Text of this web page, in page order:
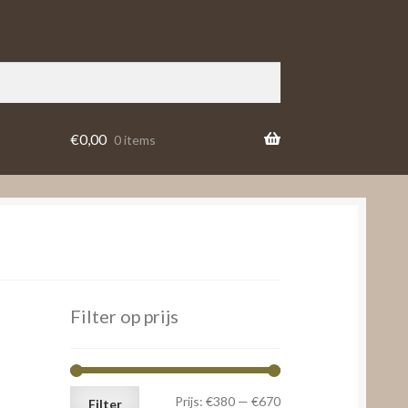
€0,00 0 items
Filter op prijs
Min.
Max.
Filter Prijs: €380— €670